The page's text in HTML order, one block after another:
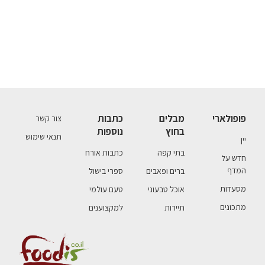
פופולארי
יין
חדש על
המדף
מסעדות
מתכונים
מבלים
בחוץ
בתי קפה
ברים ופאבים
אוכל טבעוני
תיירות
כתבות
נוספות
כתבות אורח
ספרי בישול
טעם עולמי
למקצוענים
צור קשר
תנאי שימוש